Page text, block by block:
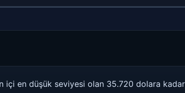
en düşük seviyesi olan 35.720 dolara